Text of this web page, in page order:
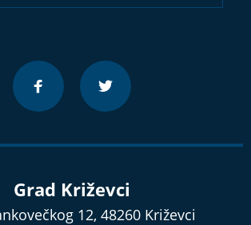
Grad Križevci
12, 48260 Križevci